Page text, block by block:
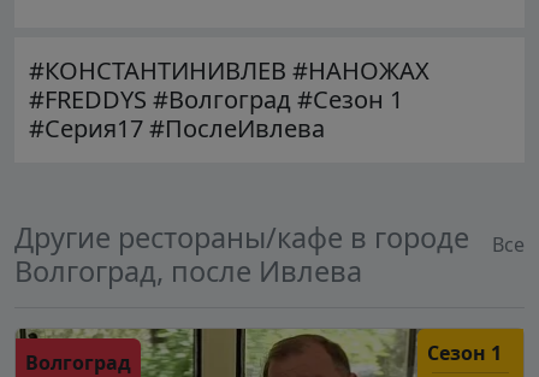
#КОНСТАНТИНИВЛЕВ #НАНОЖАХ
#FREDDYS #Волгоград #Сезон 1
#Серия17 #ПослеИвлева
Все
Другие рестораны/кафе в городе
Волгоград, после Ивлева
Волгоград
Сезон 1